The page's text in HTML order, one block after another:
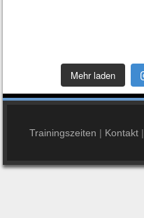
Mehr laden
Trainingszeiten | Kontakt|